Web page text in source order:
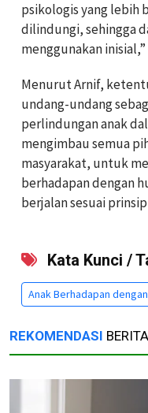
psikologis yang lebih
dilindungi, sehingga
menggunakan
Menurut Arnif,
undang-undang
perlindungan anak
mengimbau semua
masyarakat, untuk
berhadapan dengan
berjalan sesuai
Kata Kunci /
Anak Berhadapan
REKOMENDASI BERITA